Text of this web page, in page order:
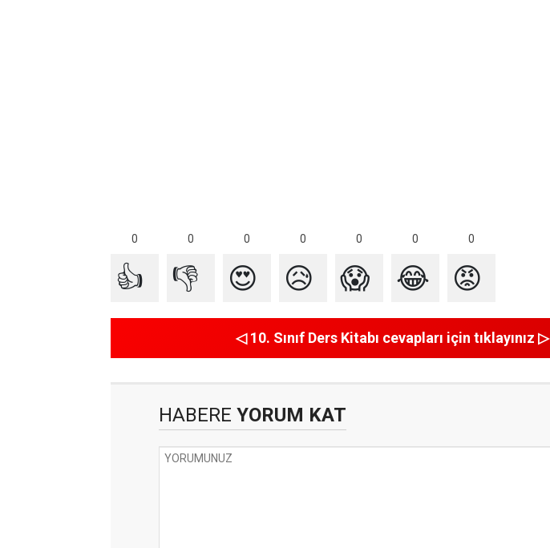
0 0 0 0 0 0 0
👍 👎 😍 😥 😱 😂 😡
◁ 10. Sınıf Ders Kitabı cevapları için tıklayınız ▷
HABERE YORUM KAT